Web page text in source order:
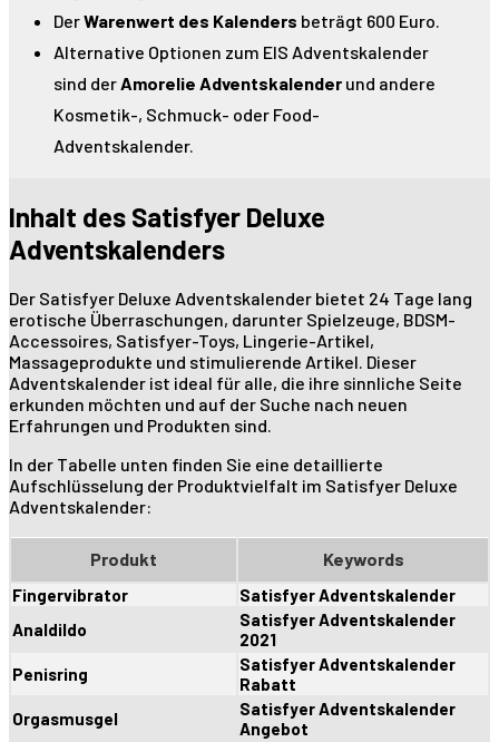
DerWarenwert des Kalenders beträgt 600 Euro.
Alternative Optionen zum EIS Adventskalender
sind derAmorelie Adventskalender und andere
Kosmetik-, Schmuck- oder Food-
Adventskalender.
Inhalt des Satisfyer Deluxe
Adventskalenders
Der Satisfyer Deluxe Adventskalender bietet 24 Tage lang
erotische Überraschungen, darunter Spielzeuge, BDSM-
Accessoires, Satisfyer-Toys, Lingerie-Artikel,
Massageprodukte und stimulierende Artikel. Dieser
Adventskalender ist ideal für alle, die ihre sinnliche Seite
erkunden möchten und auf der Suche nach neuen
Erfahrungen und Produkten sind.
In der Tabelle unten finden Sie eine detaillierte
Aufschlüsselung der Produktvielfalt im Satisfyer Deluxe
Adventskalender:
Produkt Keywords
Fingervibrator
Satisfyer Adventskalender
Analdildo
Satisfyer Adventskalender
2021
Penisring
Satisfyer Adventskalender
Rabatt
Orgasmusgel
Satisfyer Adventskalender
Angebot